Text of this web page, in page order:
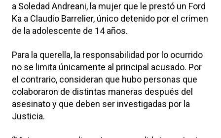
a Soledad Andreani, la mujer que le prestó un Ford
Ka a Claudio Barrelier, único detenido por el crimen
de la adolescente de 14 años.
Para la querella, la responsabilidad por lo ocurrido
no se limita únicamente al principal acusado. Por
el contrario, consideran que hubo personas que
colaboraron de distintas maneras después del
asesinato y que deben ser investigadas por la
Justicia.